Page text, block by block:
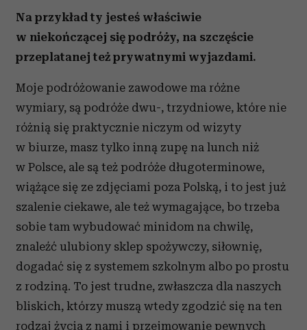
Na przykład ty jesteś właściwie
w niekończącej się podróży, na szczęście
przeplatanej też prywatnymi wyjazdami.
Moje podróżowanie zawodowe ma różne
wymiary, są podróże dwu-, trzydniowe, które nie
różnią się praktycznie niczym od wizyty
w biurze, masz tylko inną zupę na lunch niż
w Polsce, ale są też podróże długoterminowe,
wiążące się ze zdjęciami poza Polską, i to jest już
szalenie ciekawe, ale też wymagające, bo trzeba
sobie tam wybudować minidom na chwilę,
znaleźć ulubiony sklep spożywczy, siłownię,
dogadać się z systemem szkolnym albo po prostu
z rodziną. To jest trudne, zwłaszcza dla naszych
bliskich, którzy muszą wtedy zgodzić się na ten
rodzaj życia z nami i przejmowanie pewnych